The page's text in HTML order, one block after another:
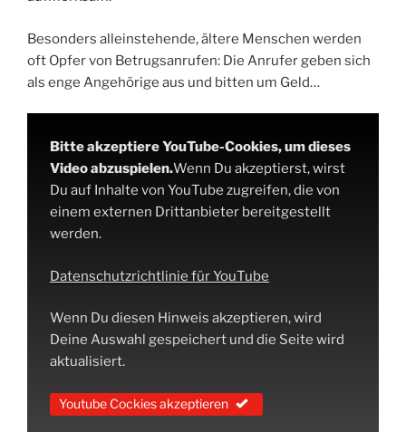
Besonders alleinstehende, ältere Menschen werden
oft Opfer von Betrugsanrufen: Die Anrufer geben sich
als enge Angehörige aus und bitten um Geld…
Bitte akzeptiere YouTube-Cookies, um dieses
Video abzuspielen.Wenn Du akzeptierst, wirst
Du auf Inhalte von YouTube zugreifen, die von
einem externen Drittanbieter bereitgestellt
werden.
Datenschutzrichtlinie für YouTube
Wenn Du diesen Hinweis akzeptieren, wird
Deine Auswahl gespeichert und die Seite wird
aktualisiert.
Youtube Cockies akzeptieren